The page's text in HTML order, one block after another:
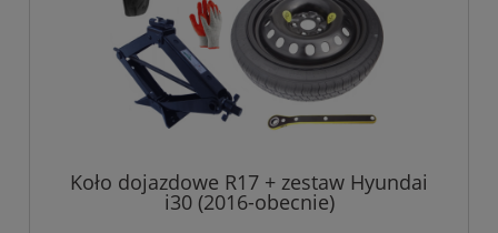
Koło dojazdowe R17 + zestaw Hyundai
i30 (2016-obecnie)